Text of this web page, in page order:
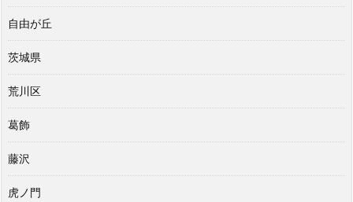
自由が丘
茨城県
荒川区
葛飾
藤沢
虎ノ門